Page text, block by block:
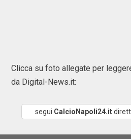
Clicca su foto allegate per
da Digital-News.it:
segui CalcioNapoli24.it